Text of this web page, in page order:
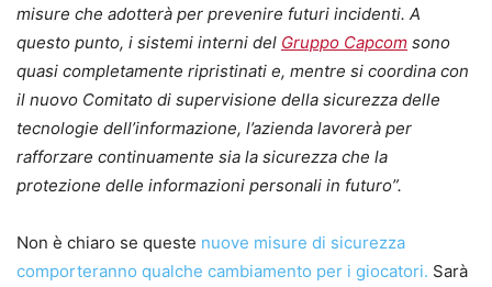
misure che adotterà per prevenire futuri incidenti. A
questo punto, i sistemi interni del Gruppo Capcom sono
quasi completamente ripristinati e, mentre si coordina con
il nuovo Comitato di supervisione della sicurezza delle
tecnologie dell’informazione, l’azienda lavorerà per
rafforzare continuamente sia la sicurezza che la
protezione delle informazioni personali in futuro”.
Non è chiaro se queste nuove misure di sicurezza
comporteranno qualche cambiamento per i giocatori. Sarà